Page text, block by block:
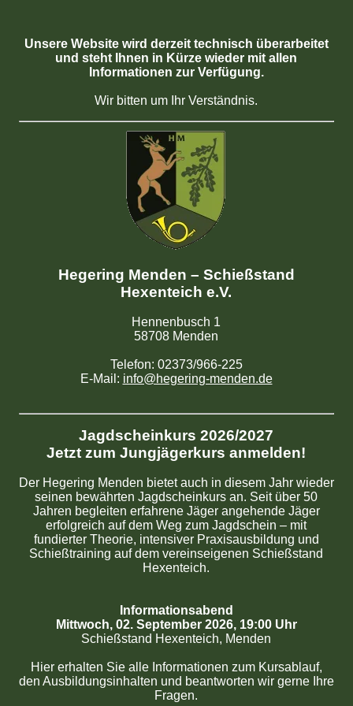
Unsere Website wird derzeit technisch überarbeitet
und steht Ihnen in Kürze wieder mit allen
Informationen zur Verfügung.
Wir bitten um Ihr Verständnis.
Hegering Menden – Schießstand
Hexenteich e.V.
Hennenbusch 1
58708 Menden
Telefon: 02373/966-225
E-Mail: info@hegering-menden.de
Jagdscheinkurs 2026/2027
Jetzt zum Jungjägerkurs anmelden!
Der Hegering Menden bietet auch in diesem Jahr wieder
seinen bewährten Jagdscheinkurs an. Seit über 50
Jahren begleiten erfahrene Jäger angehende Jäger
erfolgreich auf dem Weg zum Jagdschein – mit
fundierter Theorie, intensiver Praxisausbildung und
Schießtraining auf dem vereinseigenen Schießstand
Hexenteich.
Informationsabend
Mittwoch, 02. September 2026, 19:00 Uhr
Schießstand Hexenteich, Menden
Hier erhalten Sie alle Informationen zum Kursablauf,
den Ausbildungsinhalten und beantworten wir gerne Ihre
Fragen.